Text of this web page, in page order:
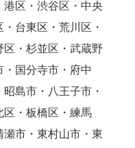
区・渋谷区・中央
台東区・荒川区・
・杉並区・武蔵野
国分寺市・府中
島市・八王子市・
区・板橋区・練馬
瀬市・東村山市・東